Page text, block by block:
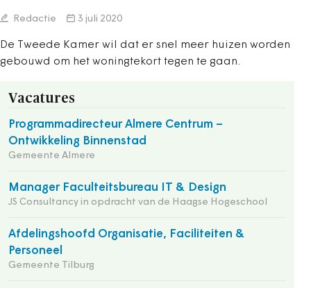
Redactie 3 juli 2020
De Tweede Kamer wil dat er snel meer huizen worden
gebouwd om het woningtekort tegen te gaan.
Vacatures
Programmadirecteur Almere Centrum –
Ontwikkeling Binnenstad
Gemeente Almere
Manager Faculteitsbureau IT & Design
JS Consultancy in opdracht van de Haagse Hogeschool
Afdelingshoofd Organisatie, Faciliteiten &
Personeel
Gemeente Tilburg